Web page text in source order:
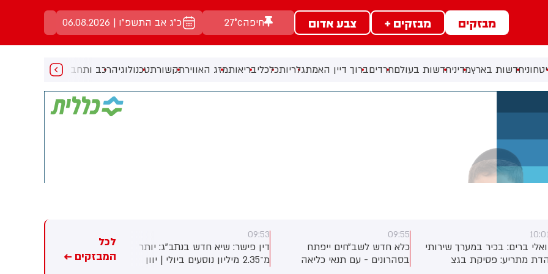
מבזקים מבזקים + צבע אדום חיפה27°c כ"ג אב התשפ"ו | 06.08.2026
חדשות בארץמדיניחדשות בעולםחרדיםברוך דיין האמתגלריותכלכליבריאותמזג האווירתקשורתטכנולוגיהרכב ותחבורהמעניין
ברים: בכיר במערך שירותי
הדת מתריע: פסיקת בגצ
09:55
כלא חדש לשב״חים ייפתח
בסהרונים - עם תנאי כליאה
09:53
דין פישר: שיא חדש בנתב"ג: יותר
מ־2.35 מיליון נוסעים ביולי | יוון
טוביה יגלניק: פרסום ראשון: בתי
הדין הרבניים בדרך להשבתה
לכל
המבזקים ←